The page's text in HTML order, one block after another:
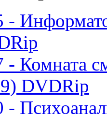
-
- Комната
DVDRip
-